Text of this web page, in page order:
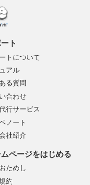
ト
トについて
アル
る質問
合わせ
行サービス
ノート
社紹介
ページをはじめる
ためし
約